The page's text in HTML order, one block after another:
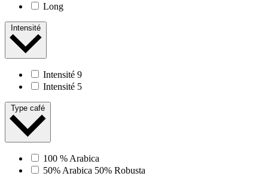
Long
Intensité
Intensité 9
Intensité 5
Type café
100 % Arabica
50% Arabica 50% Robusta